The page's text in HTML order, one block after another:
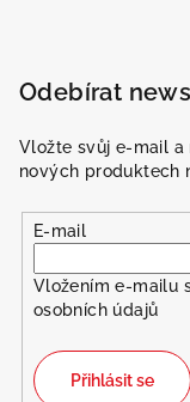
Odebírat
Vložte svůj e-mail
nových produktech
E-mail
Vložením e-mailu
osobních údajů
Přihlásit se